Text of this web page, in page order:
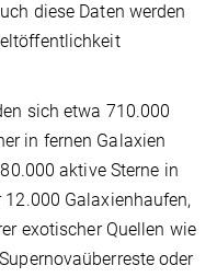
diese Daten werden
sich etwa 710.000
in fernen Galaxien
aktive Sterne in
Galaxienhaufen,
exotischer Quellen wie
oder